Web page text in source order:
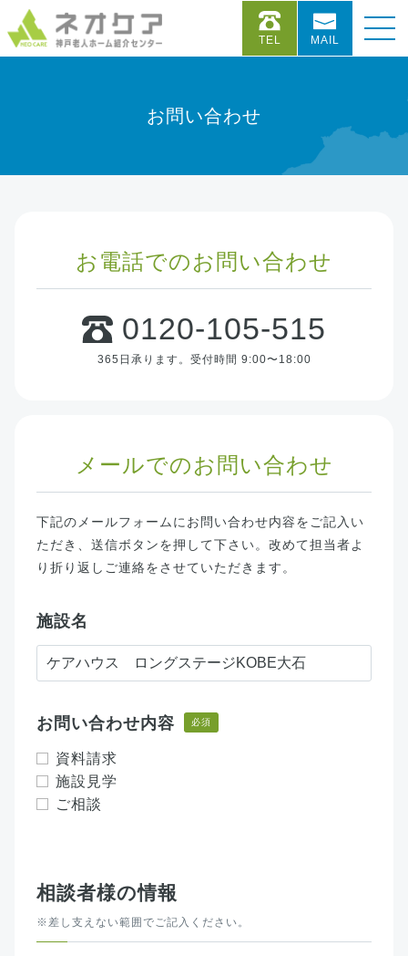
TEL MAIL
お問い合わせ
お電話でのお問い合わせ
0120-105-515
365日承ります。 受付時間 9:00〜18:00
メールでのお問い合わせ
下記のメールフォームにお問い合わせ内容をご記入い
ただき、送信ボタンを押して下さい。改めて担当者よ
り折り返しご連絡をさせていただきます。
施設名
お問い合わせ内容 必須
資料請求
施設見学
ご相談
相談者様の情報
※差し支えない範囲でご記入ください。